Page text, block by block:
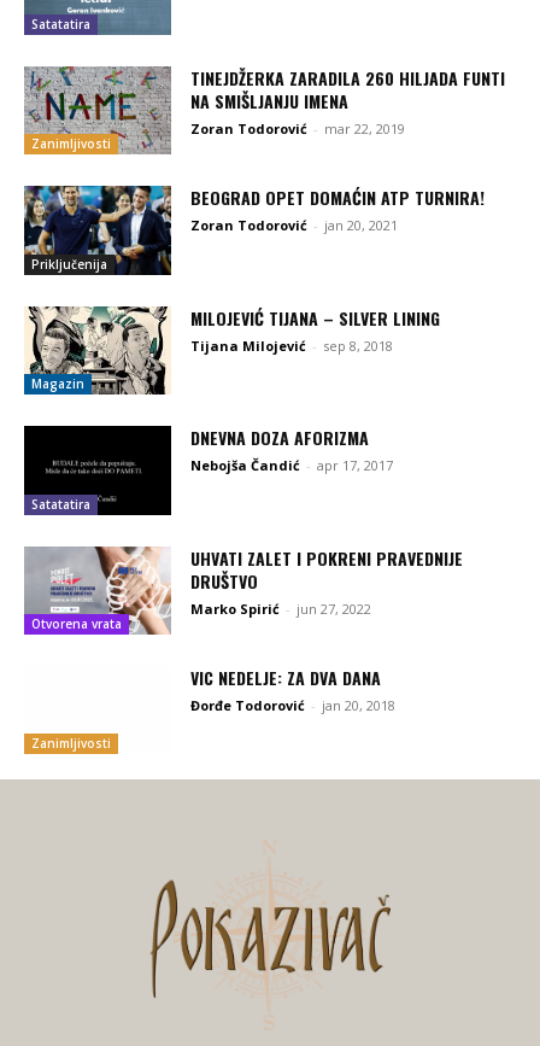
Satatatira
Zanimljivosti
TINEJDŽERKA ZARADILA 260 HILJADA FUNTI
NA SMIŠLJANJU IMENA
Zoran Todorović - mar 22, 2019
Priključenija
BEOGRAD OPET DOMAĆIN ATP TURNIRA!
Zoran Todorović - jan 20, 2021
Magazin
MILOJEVIĆ TIJANA – SILVER LINING
Tijana Milojević - sep 8, 2018
Satatatira
DNEVNA DOZA AFORIZMA
Nebojša Čandić - apr 17, 2017
Otvorena vrata
UHVATI ZALET I POKRENI PRAVEDNIJE
DRUŠTVO
Marko Spirić - jun 27, 2022
Zanimljivosti
VIC NEDELJE: ZA DVA DANA
Đorđe Todorović - jan 20, 2018